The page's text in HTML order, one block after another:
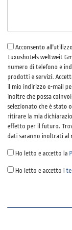
Acconsento
Luxushotels weltweit
numero di telefono e
prodotti e servizi.
il mio indirizzo e-mail
inoltre che possa
selezionato che è stato
ritirare la mia
effetto per il futuro.
dati saranno inoltrati al
Ho letto e accetto la
Ho letto e accetto i